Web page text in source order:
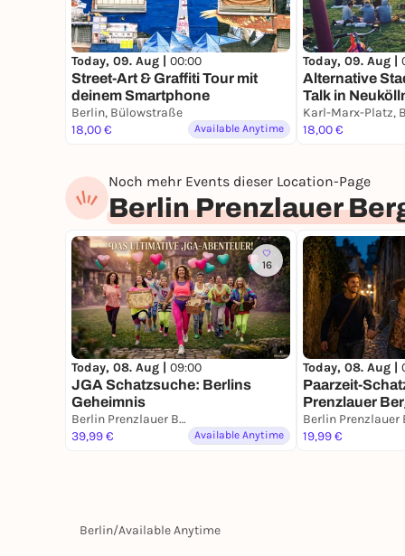
Ticketpreis:Ticket pro Team (bis zu 8
Today, 09. Aug | 00:00
Street-Art & Graffiti Tour mit
deinem Smartphone
Berlin, Bülowstraße
18,00 €
Available Anytime
Today, 09. Aug |
Alternative
Talk in
& Kiezleben
18,00 €
Noch mehr Events dieser Location-Page
Berlin Prenzlauer
16
Today, 08. Aug | 09:00
JGA Schatzsuche: Berlins
Geheimnis
Berlin Prenzlauer Berg
39,99 €
Available Anytime
Today, 08. Aug |
Paarzeit-
Prenzlauer
Stadt. Eine
19,99 €
Berlin/Available Anytime